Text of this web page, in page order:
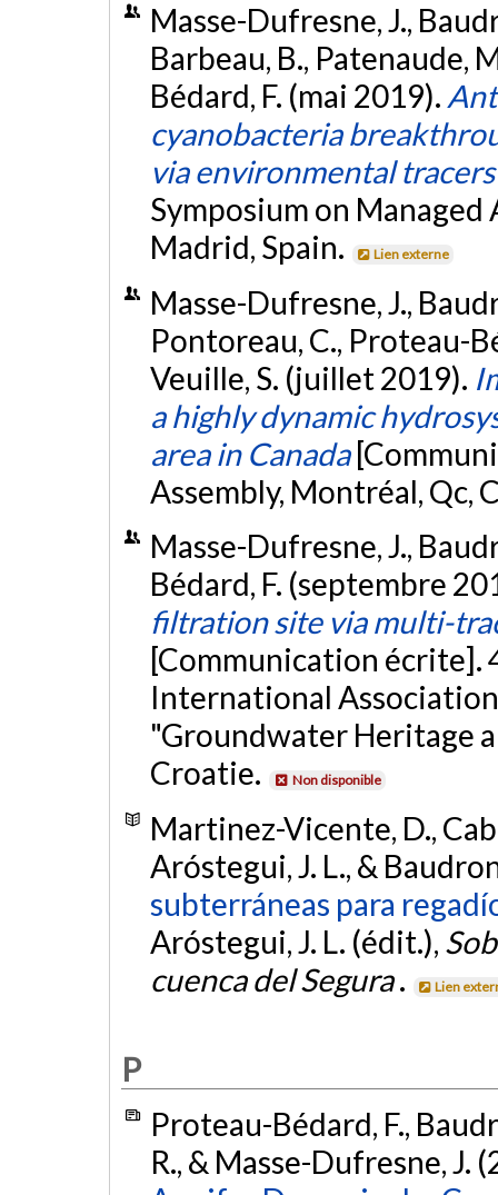
Masse-Dufresne, J.,
Barbeau, B., Patenaude,
Bédard, F. (mai 2019).
cyanobacteria
via environmental tracers
Symposium on
Madrid, Spain.
Lien externe
Masse-Dufresne, J.,
Pontoreau, C., Proteau-
Veuille, S. (juillet 2019).
a highly dynamic
area in Canada
Assembly, Montréal, Qc,
Masse-Dufresne, J.,
Bédard, F. (septembre
filtration site via multi-
[Communication écrite].
International
"Groundwater Heritage
Croatie.
Non disponible
Martinez-Vicente, D.,
Aróstegui, J. L., &
subterráneas para
Aróstegui, J. L. (édit.),
cuenca del Segura. Lien
P
Proteau-Bédard, F.,
R., & Masse-Dufresne, J.